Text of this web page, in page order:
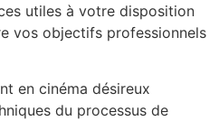
utiles à votre disposition
vos objectifs professionnels
en cinéma désireux
du processus de